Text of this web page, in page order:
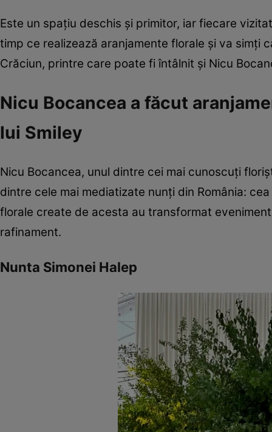
Este un spaţiu deschis şi primitor, iar fiecare
timp ce realizează aranjamente florale și va simți
Crăciun, printre care poate fi întâlnit și Nicu
Nicu Bocancea a făcut
lui Smiley
Nicu Bocancea, unul dintre cei mai cunoscuți
dintre cele mai mediatizate nunți din România:
florale create de acesta au transformat
rafinament.
Nunta Simonei Halep